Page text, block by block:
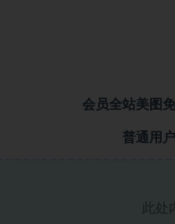
会员全站美图
普通用
此